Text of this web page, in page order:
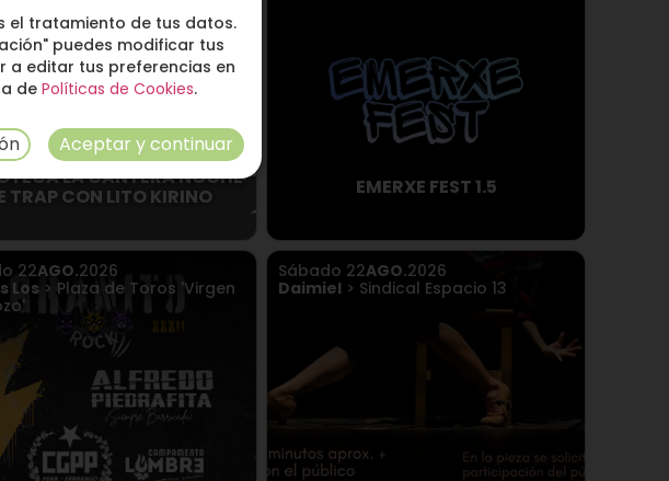
el tratamiento de tus datos.
puedes modificar tus
a editar tus preferencias en
de Políticas de Cookies.
Aceptar y continuar
LA CANTERA NOCHE
TRAP CON LITO KIRINO EMERXE FEST 1.5
22AGO.2026
Los > Plaza de Toros 'Virgen
Sábado 22AGO.2026
Daimiel > Sindical Espacio 13